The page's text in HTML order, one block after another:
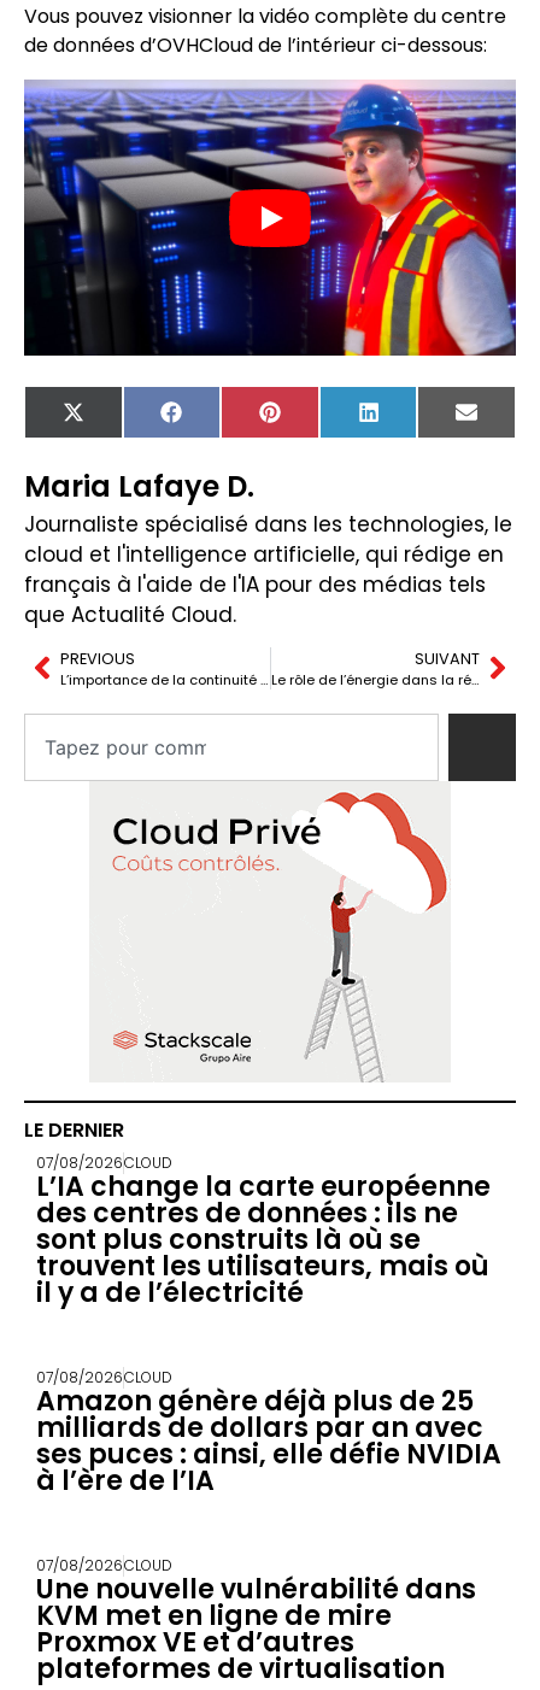
Vous pouvez visionner la vidéo complète du centre
de données d’OVHCloud de l’intérieur ci-dessous:
X
(Twitter)
FacebookPinterest LinkedIn Email
Maria Lafaye D.
Journaliste spécialisé dans les technologies, le
cloud et l'intelligence artificielle, qui rédige en
français à l'aide de l'IA pour des médias tels
que Actualité Cloud.
PREVIOUS
L’importance de la continuité d’activité et de la reprise après sinistre : Stratégies pour la résilience organisationnelle
SUIVANT
Le rôle de l’énergie dans la révolution européenne de l’intelligence artificielle
LE DERNIER
07/08/2026CLOUD
L’IA change la carte européenne
des centres de données : ils ne
sont plus construits là où se
trouvent les utilisateurs, mais où
il y a de l’électricité
07/08/2026CLOUD
Amazon génère déjà plus de 25
milliards de dollars par an avec
ses puces : ainsi, elle défie NVIDIA
à l’ère de l’IA
07/08/2026CLOUD
Une nouvelle vulnérabilité dans
KVM met en ligne de mire
Proxmox VE et d’autres
plateformes de virtualisation